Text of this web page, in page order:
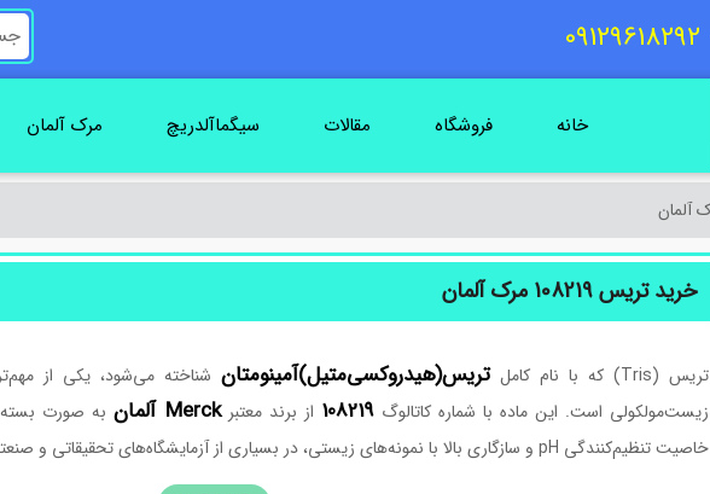
خانه فروشگاه مقالات سیگماآلدریچ مرک آلمان
خرید تریس 108219 مرک آلمان
تریس (Tris) که با نام کامل تریس(هیدروکسی‌متیل)آمینومتان شناخته می‌شود، یکی از
زیست‌مولکولی است. این ماده با شماره کاتالوگ108219 از برند معتبرMerck آلمان
خاصیت تنظیم‌کنندگی pH و سازگاری بالا با نمونه‌های زیستی، در بسیاری از آزمایشگاه‌های تحقیقاتی و صنعتی به‌کار می‌رود.